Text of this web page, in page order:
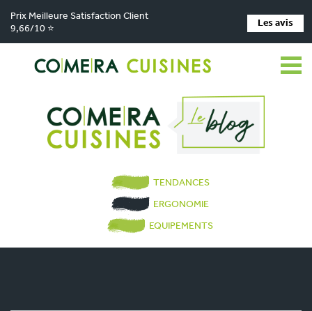
Prix Meilleure Satisfaction Client
9,66/10 ⭐
Les avis
TENDANCES
ERGONOMIE
EQUIPEMENTS